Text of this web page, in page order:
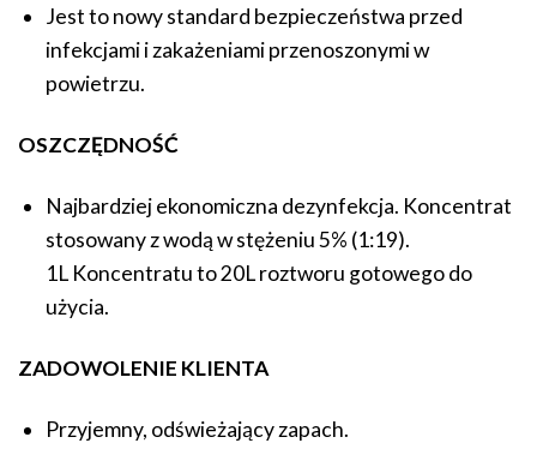
Jest to nowy standard bezpieczeństwa przed
infekcjami i zakażeniami przenoszonymi w
powietrzu.
OSZCZĘDNOŚĆ
Najbardziej ekonomiczna dezynfekcja. Koncentrat
stosowany z wodą w stężeniu 5% (1:19).
1L Koncentratu to 20L roztworu gotowego do
użycia.
ZADOWOLENIE KLIENTA
Przyjemny, odświeżający zapach.